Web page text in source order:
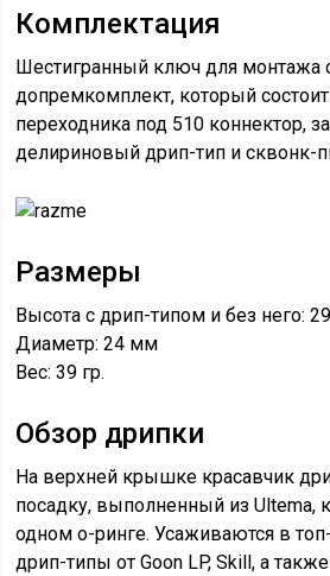
Комплектация
Шестигранный ключ для монтажа
допремкомплект, который
переходника под 510 коннектор,
делириновый дрип-тип и сквонк-
Размеры
Высота с дрип-типом и без него:
Диаметр: 24 мм
Вес: 39 гр.
Обзор дрипки
На верхней крышке красавчик
посадку, выполненный из Ultema,
одном о-ринге. Усаживаются в
дрип-типы от Goon LP, Skill, а